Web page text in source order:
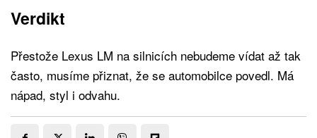
Verdikt
Přestože Lexus LM na silnicích nebudeme vídat až tak
často, musíme přiznat, že se automobilce povedl. Má
nápad, styl i odvahu.